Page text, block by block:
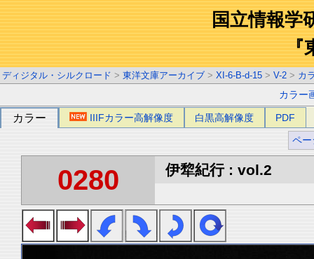
国立情報学
『
ディジタル・シルクロード > 東洋文庫アーカイブ > XI-6-B-d-15 > V-2 > カ
カラー
カラー IIIFカラー高解像度 白黒高解像度 PDF
ペー
0280 伊犂紀行 : vol.2